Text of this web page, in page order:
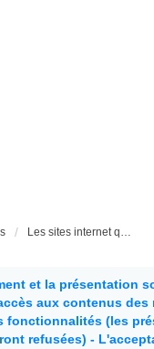
Les sites internet que vous conseillez ou déconseillez
et la présentation
aux contenus des
fonctionnalités (les
refusées) -